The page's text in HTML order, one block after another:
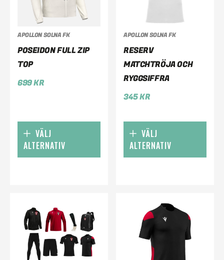
APOLLON SOLNA FK
POSEIDON FULL ZIP
TOP
699KR
VÄLJ
ALTERNATIV
APOLLON SOLNA FK
RESERV
MATCHTRÖJA OCH
RYGGSIFFRA
345KR
VÄLJ
ALTERNATIV